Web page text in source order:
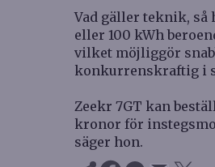
Vad gäller teknik, så
eller 100 kWh
vilket möjliggör
konkurrenskraftig i
Zeekr 7GT kan
kronor för
säger hon.